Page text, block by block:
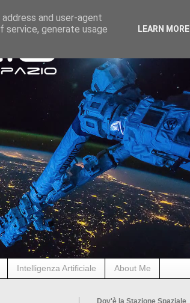
Intelligenza Artificiale About Me
Dov'è la Stazione Spaziale
and user-agent
service, generate usage
LEARN MORE